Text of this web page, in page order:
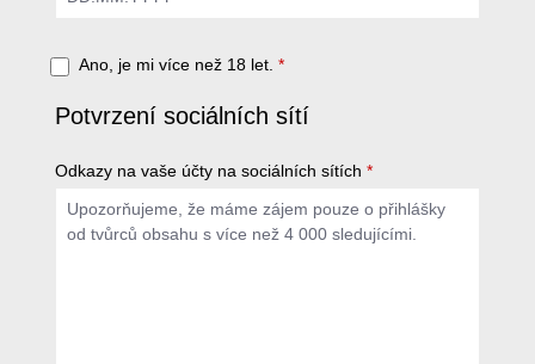
Ano, je mi více než 18 let. *
Potvrzení sociálních sítí
Odkazy na vaše účty na sociálních sítích *